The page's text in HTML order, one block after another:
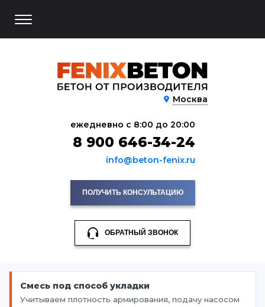
Москва
ПОЛУЧИТЬ КОНСУЛЬТАЦИЮ
ОБРАТНЫЙ ЗВОНОК
ежедневно с 8:00 до 20:00
8 900 646-34-24
info@beton-fenix.ru
Смесь под способ укладки
Учитываем плотность армирования, подачу насосом